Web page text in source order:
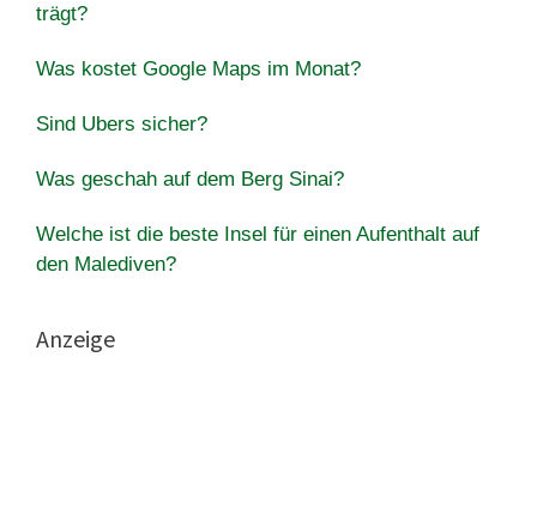
trägt?
Was kostet Google Maps im Monat?
Sind Ubers sicher?
Was geschah auf dem Berg Sinai?
Welche ist die beste Insel für einen Aufenthalt auf
den Malediven?
Anzeige